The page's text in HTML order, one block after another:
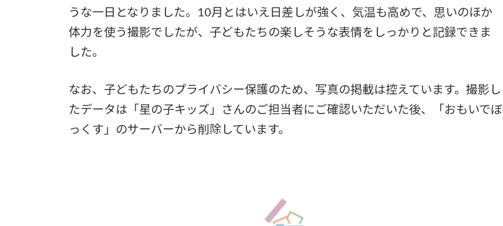
うな一日となりました。10月とはいえ日差しが強く、気温も高めで、思いのほか
体力を使う撮影でしたが、子どもたちの楽しそうな表情をしっかりと記録できま
した。
なお、子どもたちのプライバシー保護のため、写真の掲載は控えています。撮影し
たデータは「星の子キッズ」さんのご担当者にご確認いただいた後、「おもいでぼ
っくす」のサーバーから削除しています。